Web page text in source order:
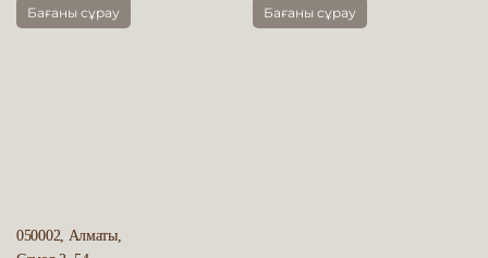
Бағаны сұрау Бағаны сұрау
050002, Алматы,